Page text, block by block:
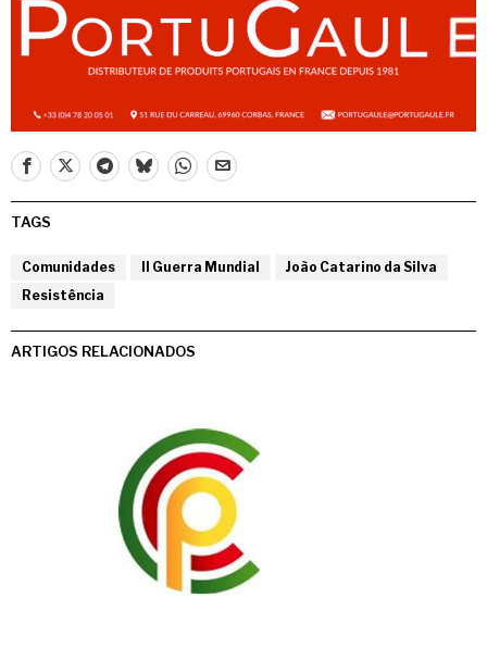
TAGS
Comunidades II Guerra Mundial
João Catarino da Silva
Resistência
ARTIGOS RELACIONADOS